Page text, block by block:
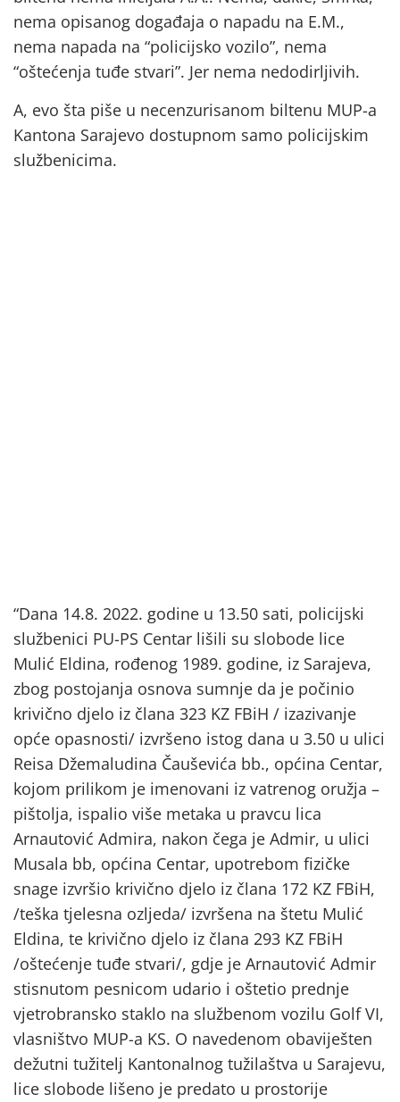
nema opisanog događaja o napadu na E.M.,
nema napada na “policijsko vozilo”, nema
“oštećenja tuđe stvari”. Jer nema nedodirljivih.
A, evo šta piše u necenzurisanom biltenu MUP-a
Kantona Sarajevo dostupnom samo policijskim
službenicima.
“Dana 14.8. 2022. godine u 13.50 sati, policijski
službenici PU-PS Centar lišili su slobode lice
Mulić Eldina, rođenog 1989. godine, iz Sarajeva,
zbog postojanja osnova sumnje da je počinio
krivično djelo iz člana 323 KZ FBiH / izazivanje
opće opasnosti/ izvršeno istog dana u 3.50 u ulici
Reisa Džemaludina Čauševića bb., općina Centar,
kojom prilikom je imenovani iz vatrenog oružja –
pištolja, ispalio više metaka u pravcu lica
Arnautović Admira, nakon čega je Admir, u ulici
Musala bb, općina Centar, upotrebom fizičke
snage izvršio krivično djelo iz člana 172 KZ FBiH,
/teška tjelesna ozljeda/ izvršena na štetu Mulić
Eldina, te krivično djelo iz člana 293 KZ FBiH
/oštećenje tuđe stvari/, gdje je Arnautović Admir
stisnutom pesnicom udario i oštetio prednje
vjetrobransko staklo na službenom vozilu Golf VI,
vlasništvo MUP-a KS. O navedenom obaviješten
dežutni tužitelj Kantonalnog tužilaštva u Sarajevu,
lice slobode lišeno je predato u prostorije